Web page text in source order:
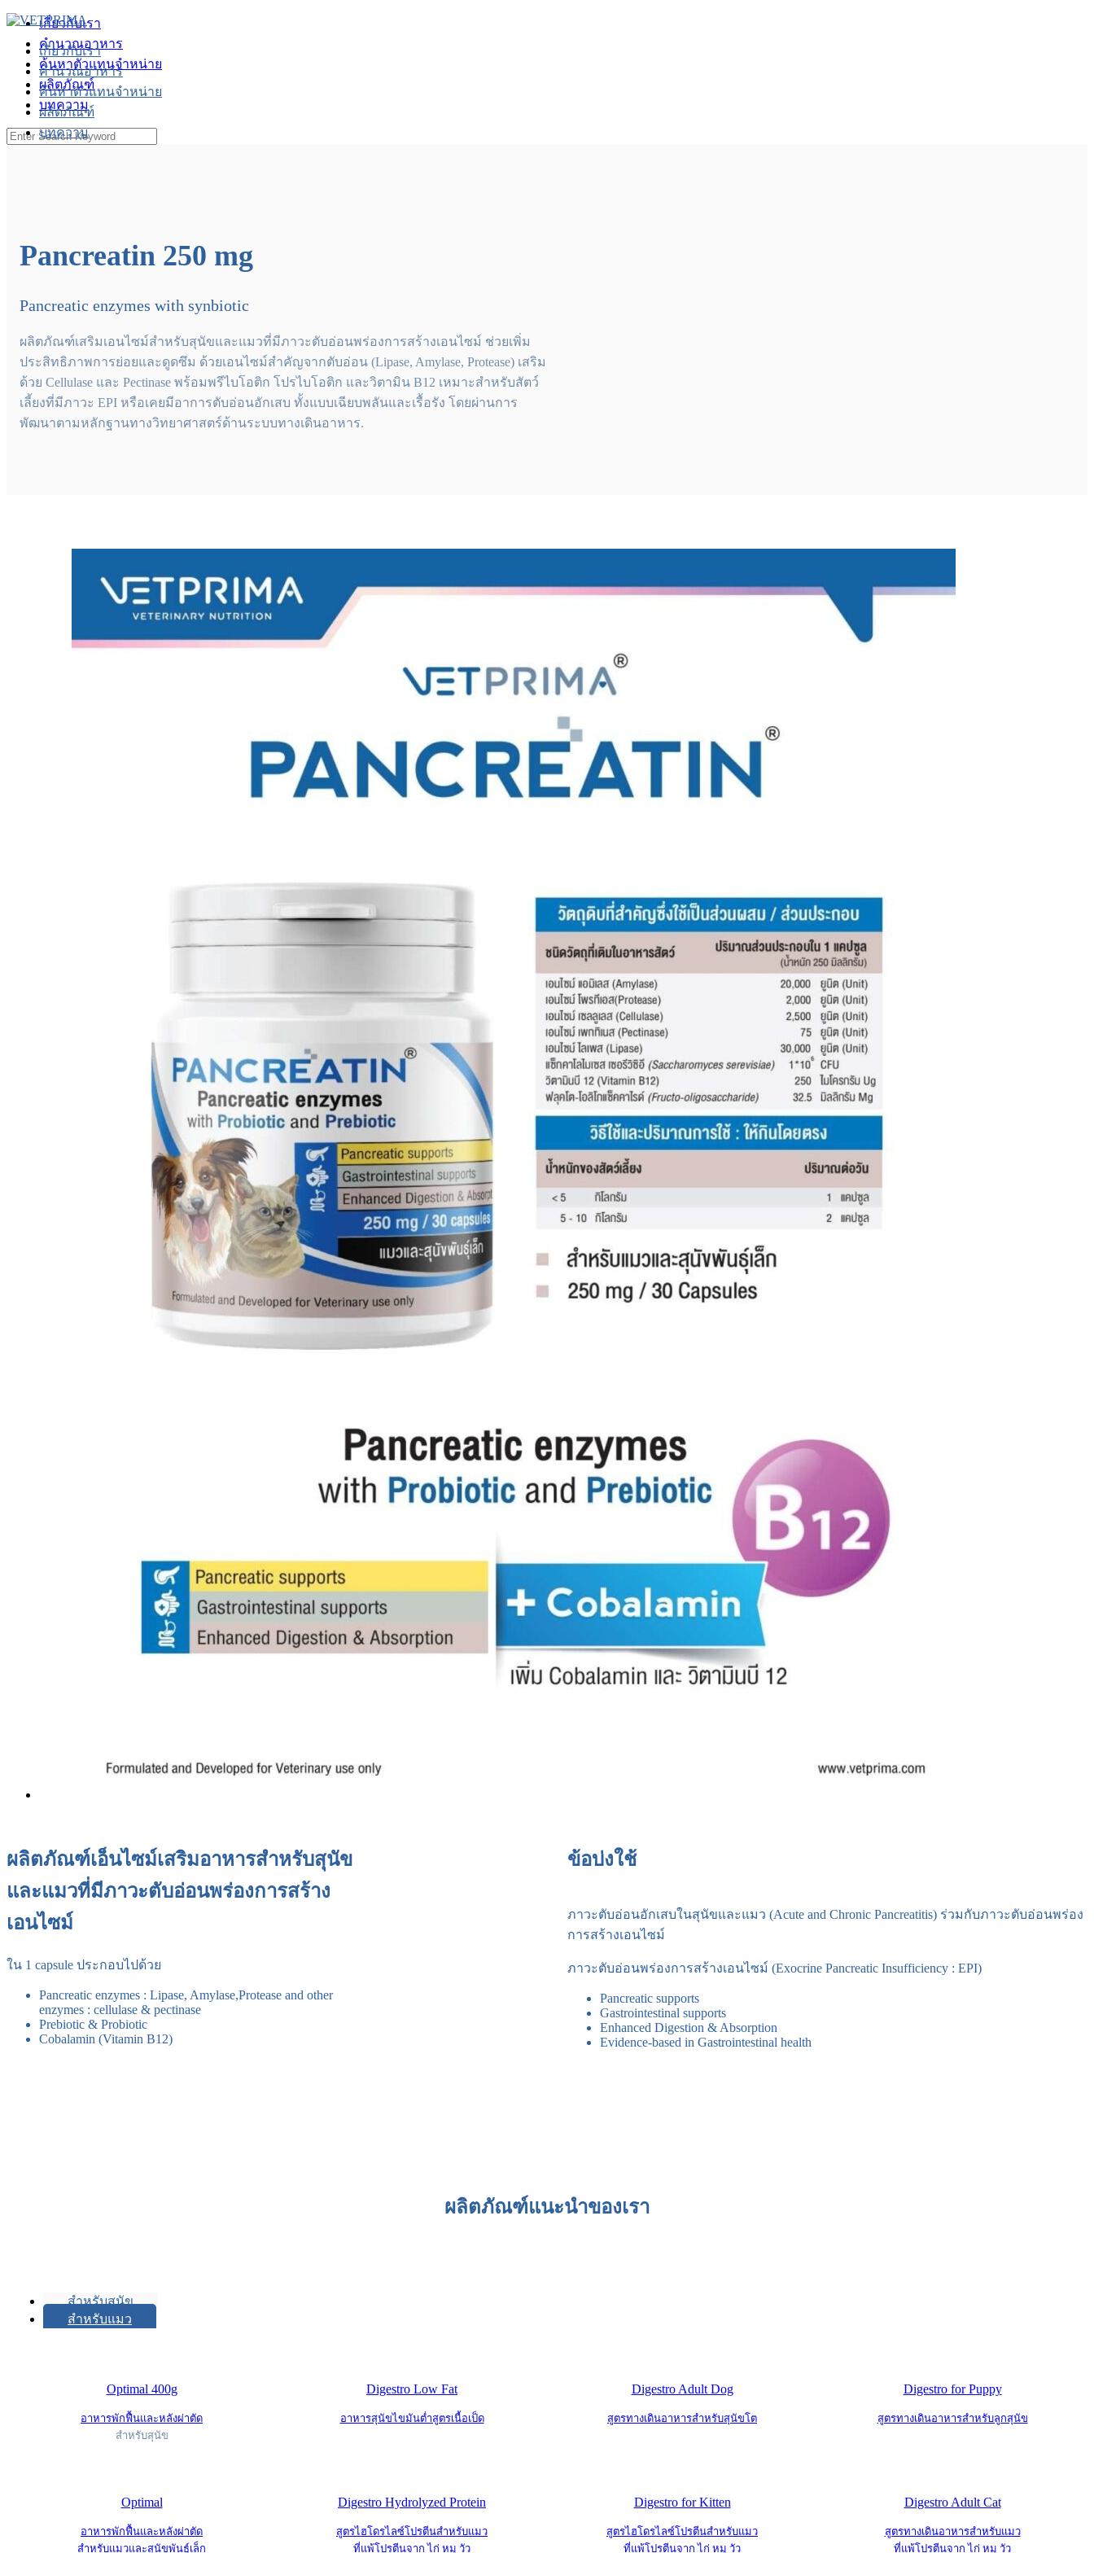
Skip
contentเกี่ยวกับเรา
คำนวณอาหาร
ค้นหาตัวแทนจำหน่าย
ผลิตภัณฑ์
บทความ
เกี่ยวกับเรา
คำนวณอาหาร
ค้นหาตัวแทนจำหน่าย
ผลิตภัณฑ์
บทความ
Search
for:
Pancreatin 250 mg
Pancreatic enzymes with synbiotic
ผลิตภัณฑ์เสริมเอนไซม์สำหรับสุนัขและแมวที่มีภาวะตับอ่อนพร่องการสร้างเอนไซม์ ช่วยเพิ่ม
ประสิทธิภาพการย่อยและดูดซึม ด้วยเอนไซม์สำคัญจากตับอ่อน (Lipase, Amylase, Protease) เสริม
ด้วย Cellulase และ Pectinase พร้อมพรีไบโอติก โปรไบโอติก และวิตามิน B12 เหมาะสำหรับสัตว์
เลี้ยงที่มีภาวะ EPI หรือเคยมีอาการตับอ่อนอักเสบ ทั้งแบบเฉียบพลันและเรื้อรัง โดยผ่านการ
พัฒนาตามหลักฐานทางวิทยาศาสตร์ด้านระบบทางเดินอาหาร.
ผลิตภัณฑ์เอ็นไซม์เสริมอาหารสำหรับสุนัข
และแมวที่มีภาวะตับอ่อนพร่องการสร้าง
เอนไซม์
ใน 1 capsule ประกอบไปด้วย
Pancreatic enzymes : Lipase, Amylase,Protease and other
enzymes : cellulase & pectinase
Prebiotic & Probiotic
Cobalamin (Vitamin B12)
ข้อบ่งใช้
ภาวะตับอ่อนอักเสบในสุนัขและแมว (Acute and Chronic Pancreatitis) ร่วมกับภาวะตับอ่อนพร่อง
การสร้างเอนไซม์
ภาวะตับอ่อนพร่องการสร้างเอนไซม์ (Exocrine Pancreatic Insufficiency : EPI)
Pancreatic supports
Gastrointestinal supports
Enhanced Digestion & Absorption
Evidence-based in Gastrointestinal health
ผลิตภัณฑ์แนะนำของเรา
สำหรับสุนัข
สำหรับแมว
Optimal 400g
อาหารพักฟื้นและหลังผ่าตัด
สำหรับสุนัข
Digestro Low Fat
อาหารสุนัขไขมันต่ำสูตรเนื้อเป็ด
Digestro Adult Dog
สูตรทางเดินอาหารสำหรับสุนัขโต
Digestro for Puppy
สูตรทางเดินอาหารสำหรับลูกสุนัข
Optimal
อาหารพักฟื้นและหลังผ่าตัด
สำหรับแมวและสุนัขพันธุ์เล็ก
Digestro Hydrolyzed Protein
สูตรไฮโดรไลซ์โปรตีนสำหรับแมว
ที่แพ้โปรตีนจาก ไก่ หมู วัว
Digestro for Kitten
สูตรไฮโดรไลซ์โปรตีนสำหรับแมว
ที่แพ้โปรตีนจาก ไก่ หมู วัว
Digestro Adult Cat
สูตรทางเดินอาหารสำหรับแมว
ที่แพ้โปรตีนจาก ไก่ หมู วัว